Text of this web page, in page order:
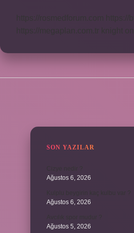
SON YAZILAR
Ağustos 6, 2026
Ağustos 6, 2026
Ağustos 5, 2026